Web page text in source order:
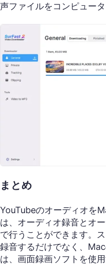
声ファイルをコンピュー
まとめ
YouTubeのオーディオを
は、オーディオ録音とオ
で行うことができます。
録音するだけでなく、
は、画面録画ソフトを使